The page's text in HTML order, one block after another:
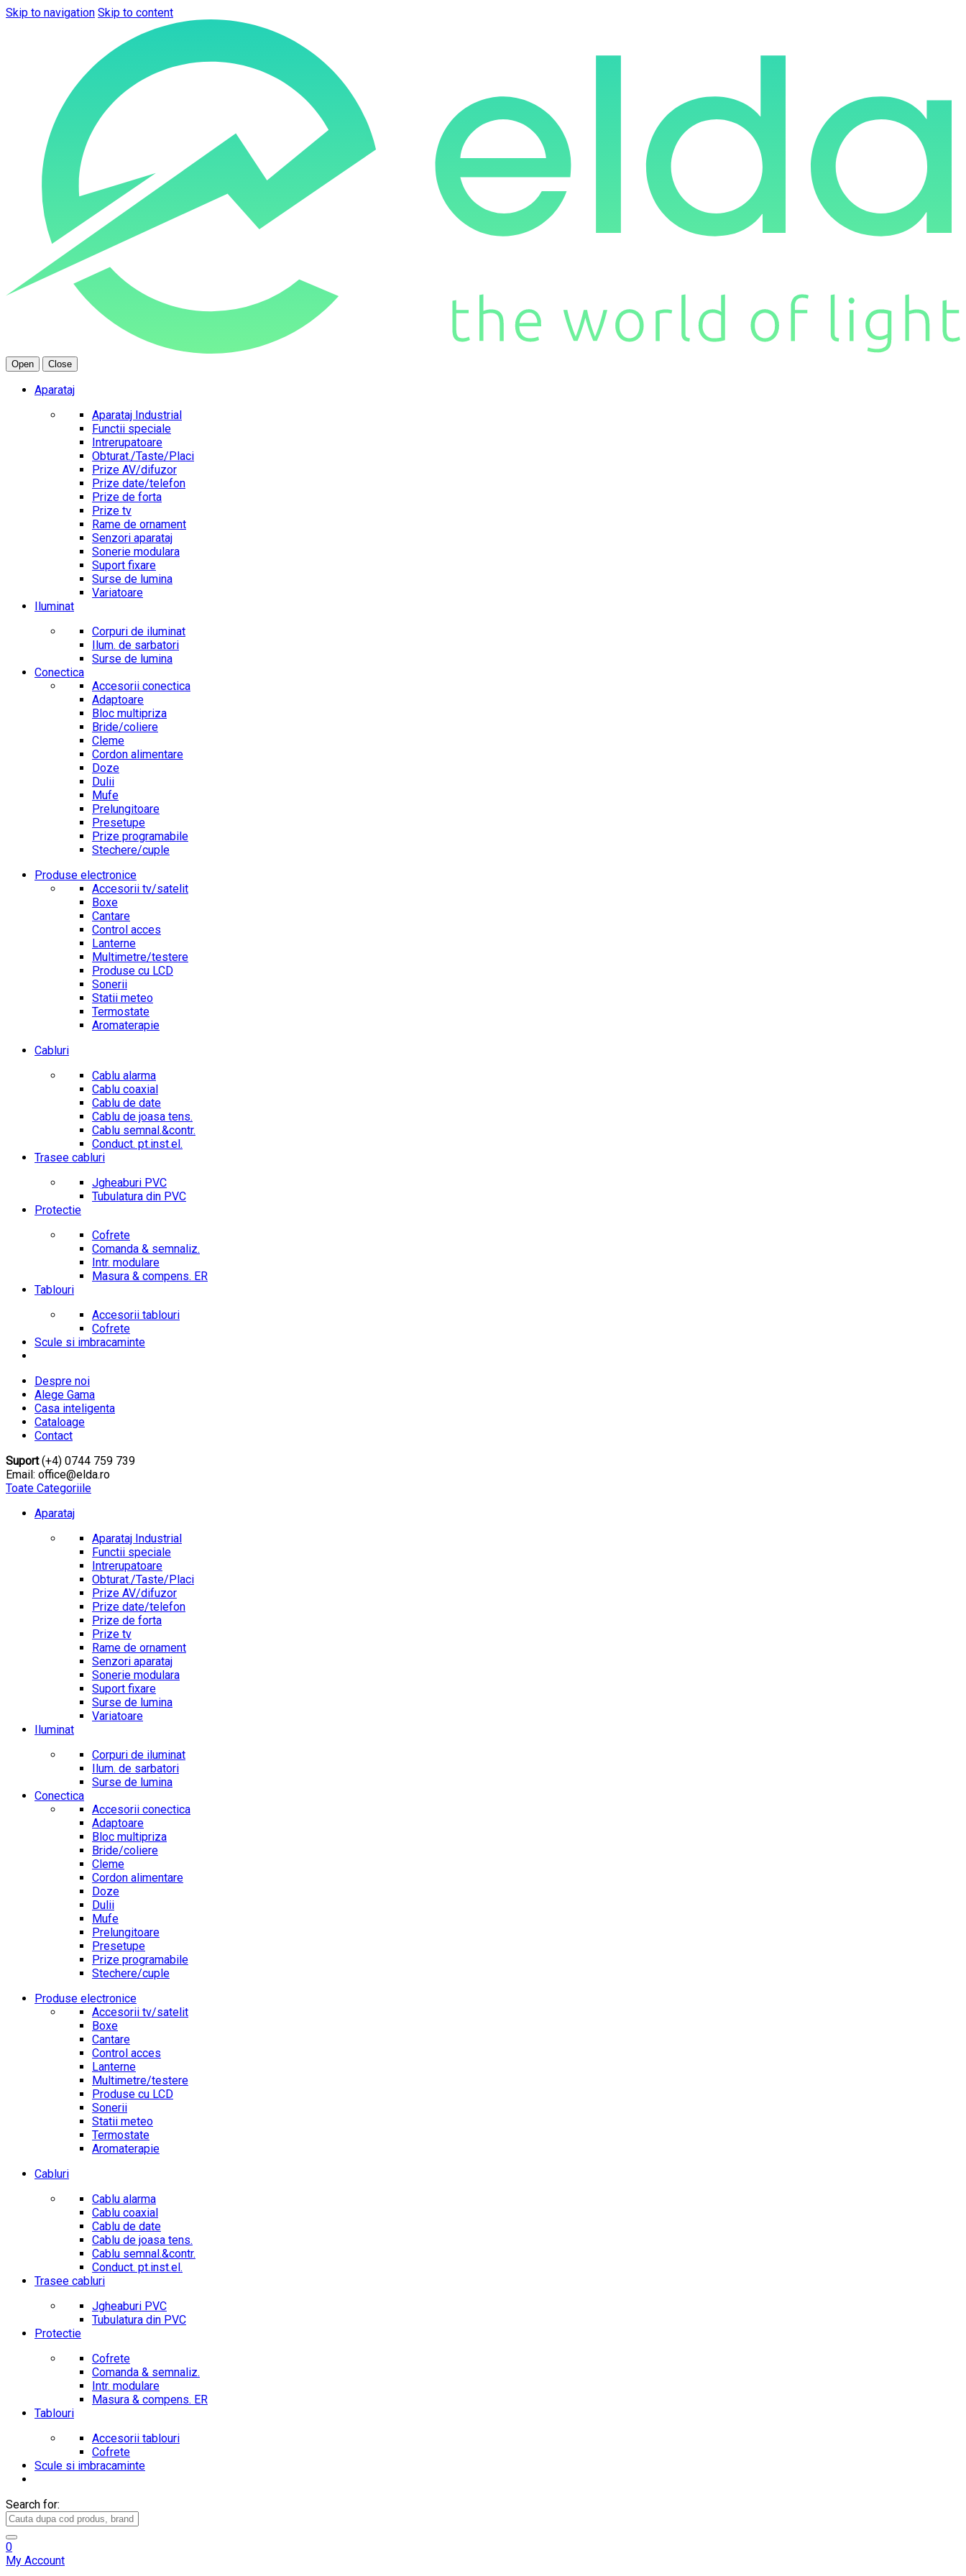
Skip to navigation Skip to content
Open Close
Aparataj
Aparataj Industrial
Functii speciale
Intrerupatoare
Obturat./Taste/Placi
Prize AV/difuzor
Prize date/telefon
Prize de forta
Prize tv
Rame de ornament
Senzori aparataj
Sonerie modulara
Suport fixare
Surse de lumina
Variatoare
Iluminat
Corpuri de iluminat
Ilum. de sarbatori
Surse de lumina
Conectica
Accesorii conectica
Adaptoare
Bloc multipriza
Bride/coliere
Cleme
Cordon alimentare
Doze
Dulii
Mufe
Prelungitoare
Presetupe
Prize programabile
Stechere/cuple
Produse electronice
Accesorii tv/satelit
Boxe
Cantare
Control acces
Lanterne
Multimetre/testere
Produse cu LCD
Sonerii
Statii meteo
Termostate
Aromaterapie
Cabluri
Cablu alarma
Cablu coaxial
Cablu de date
Cablu de joasa tens.
Cablu semnal.&contr.
Conduct. pt.inst.el.
Trasee cabluri
Jgheaburi PVC
Tubulatura din PVC
Protectie
Cofrete
Comanda & semnaliz.
Intr. modulare
Masura & compens. ER
Tablouri
Accesorii tablouri
Cofrete
Scule si imbracaminte
Despre noi
Alege Gama
Casa inteligenta
Cataloage
Contact
Suport(+4) 0744 759 739
Email: office@elda.ro
Toate Categoriile
Aparataj
Aparataj Industrial
Functii speciale
Intrerupatoare
Obturat./Taste/Placi
Prize AV/difuzor
Prize date/telefon
Prize de forta
Prize tv
Rame de ornament
Senzori aparataj
Sonerie modulara
Suport fixare
Surse de lumina
Variatoare
Iluminat
Corpuri de iluminat
Ilum. de sarbatori
Surse de lumina
Conectica
Accesorii conectica
Adaptoare
Bloc multipriza
Bride/coliere
Cleme
Cordon alimentare
Doze
Dulii
Mufe
Prelungitoare
Presetupe
Prize programabile
Stechere/cuple
Produse electronice
Accesorii tv/satelit
Boxe
Cantare
Control acces
Lanterne
Multimetre/testere
Produse cu LCD
Sonerii
Statii meteo
Termostate
Aromaterapie
Cabluri
Cablu alarma
Cablu coaxial
Cablu de date
Cablu de joasa tens.
Cablu semnal.&contr.
Conduct. pt.inst.el.
Trasee cabluri
Jgheaburi PVC
Tubulatura din PVC
Protectie
Cofrete
Comanda & semnaliz.
Intr. modulare
Masura & compens. ER
Tablouri
Accesorii tablouri
Cofrete
Scule si imbracaminte
Search for:
0
My Account